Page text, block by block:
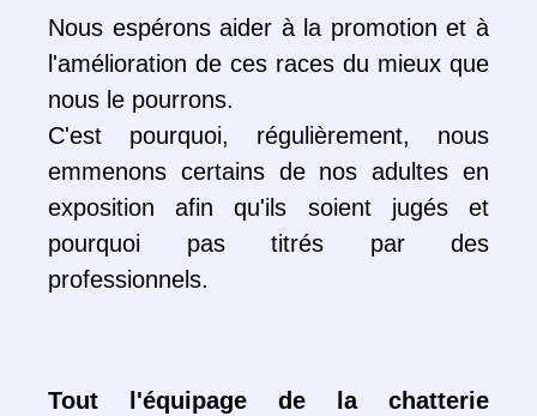
Nous espérons aider à la promotion et à
l'amélioration de ces races du mieux que
nous le pourrons.
C'est pourquoi, régulièrement, nous
emmenons certains de nos adultes en
exposition afin qu'ils soient jugés et
pourquoi pas titrés par des
professionnels.
Tout l'équipage de la chatterie